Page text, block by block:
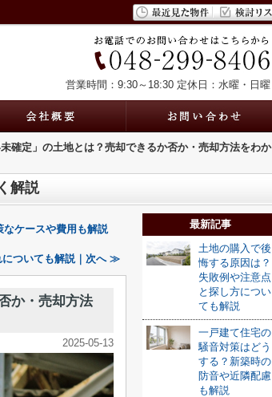
営業時間：9:30～18:30 定休日：水曜・日曜
未確定」の土地とは？売却できるか否か・売却方法をわか
解説
ケースや費用も解説
についても解説｜次へ ≫
か・売却方法
2025-05-13
最新記事
土地の購入で後
悔する原因は？
失敗例や注意点
と探し方につい
ても解説
一戸建て住宅の
騒音対策はどう
する？新築時の
防音や近隣配慮
も解説